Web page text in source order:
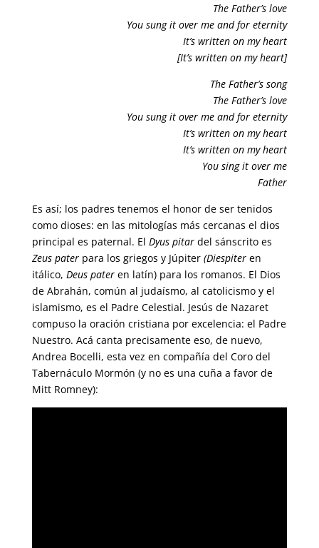
The Father’s love
You sung it over me and for eternity
It’s written on my heart
[It’s written on my heart]
The Father’s song
The Father’s love
You sung it over me and for eternity
It’s written on my heart
It’s written on my heart
You sing it over me
Father
Es así; los padres tenemos el honor de ser tenidos
como dioses: en las mitologías más cercanas el dios
principal es paternal. El Dyus pitardel sánscrito es
Zeus paterpara los griegos y Júpiter (Diespiteren
itálico, Deus pateren latín) para los romanos. El Dios
de Abrahán, común al judaísmo, al catolicismo y el
islamismo, es el Padre Celestial. Jesús de Nazaret
compuso la oración cristiana por excelencia: el Padre
Nuestro. Acá canta precisamente eso, de nuevo,
Andrea Bocelli, esta vez en compañía del Coro del
Tabernáculo Mormón (y no es una cuña a favor de
Mitt Romney):